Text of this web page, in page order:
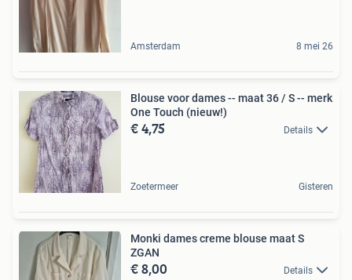
Amsterdam 8 mei 26
Blouse voor dames -- maat 36 / S -- merk
One Touch (nieuw!)
€ 4,75 Details
Zoetermeer Gisteren
Monki dames creme blouse maat S
ZGAN
€ 8,00 Details